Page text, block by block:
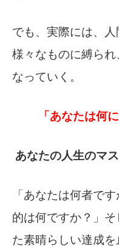
でも、実際には、
様々なものに縛ら
なっていく。
「あなたは何
あなたの人生のマ
「あなたは何者で
的は何ですか？」
た素晴らしい達成